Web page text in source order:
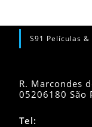
S91 Películas
R. Marcondes
05206180 São
Tel: